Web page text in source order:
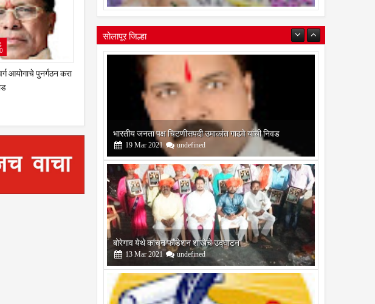
उस्मानाबादेत कोरोनाला रोखण्यासाठी
समाजातील दानशूर व्यक्ती करणार
02
Aug
2020
सोलापूर जिल्हा
बोरेगाव येथे कांचन फौंडेशन शाखेचे उद्घाटन
13 Mar 2021 undefined
सोलापूर जिल्हा वृत्तपत्र लेखकमंच कडून वार्षिक पत्रलेखन स्पर्धेचे
आयोजन
09 Feb 2021 undefined